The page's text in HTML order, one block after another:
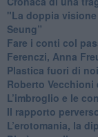
"​La doppia
Seung”
​Fare i conti col
​Ferenczi, Anna
Plastica fuori di
​Roberto Vecchioni
​L’imbroglio e le
​Il rapporto
L’erotomania, la